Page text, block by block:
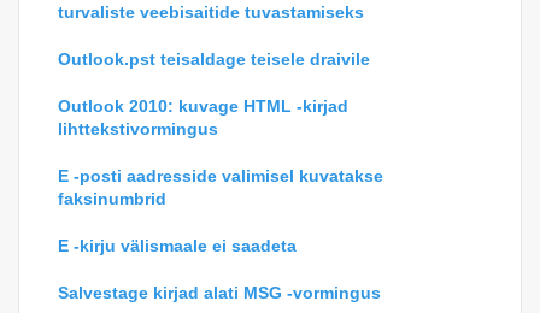
turvaliste veebisaitide tuvastamiseks
Outlook.pst teisaldage teisele draivile
Outlook 2010: kuvage HTML -kirjad
lihttekstivormingus
E -posti aadresside valimisel kuvatakse
faksinumbrid
E -kirju välismaale ei saadeta
Salvestage kirjad alati MSG -vormingus